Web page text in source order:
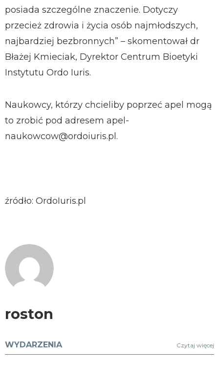
posiada szczególne znaczenie. Dotyczy
przecież zdrowia i życia osób najmłodszych,
najbardziej bezbronnych” – skomentował dr
Błażej Kmieciak, Dyrektor Centrum Bioetyki
Instytutu Ordo Iuris.
Naukowcy, którzy chcieliby poprzeć apel mogą
to zrobić pod adresem apel-
naukowcow@ordoiuris.pl.
źródło: OrdoIuris.pl
roston
WYDARZENIA Czytaj więcej